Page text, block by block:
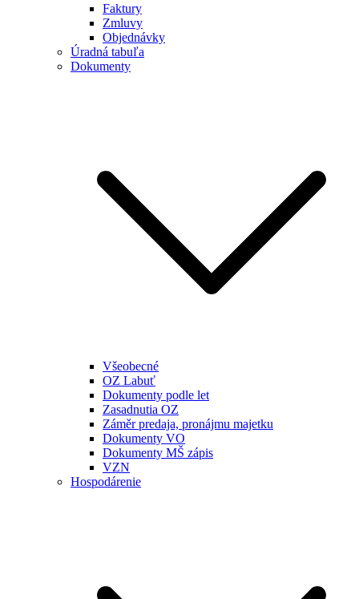
Faktury
Zmluvy
Objednávky
Úradná tabuľa
Dokumenty
Všeobecné
OZ Labuť
Dokumenty podle let
Zasadnutia OZ
Záměr predaja, pronájmu majetku
Dokumenty VO
Dokumenty MŠ zápis
VZN
Hospodárenie